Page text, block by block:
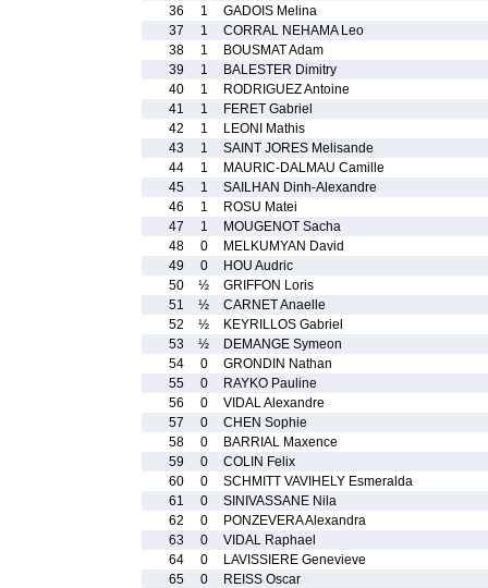
36
1
GADOIS Melina
37
1
CORRAL NEHAMA Leo
38
1
BOUSMAT Adam
39
1
BALESTER Dimitry
40
1
RODRIGUEZ Antoine
41
1
FERET Gabriel
42
1
LEONI Mathis
43
1
SAINT JORES Melisande
44
1
MAURIC-DALMAU Camille
45
1
SAILHAN Dinh-Alexandre
46
1
ROSU Matei
47
1
MOUGENOT Sacha
48
0
MELKUMYAN David
49
0
HOU Audric
50
½
GRIFFON Loris
51
½
CARNET Anaelle
52
½
KEYRILLOS Gabriel
53
½
DEMANGE Symeon
54
0
GRONDIN Nathan
55
0
RAYKO Pauline
56
0
VIDAL Alexandre
57
0
CHEN Sophie
58
0
BARRIAL Maxence
59
0
COLIN Felix
60
0
SCHMITT VAVIHELY Esmeralda
61
0
SINIVASSANE Nila
62
0
PONZEVERA Alexandra
63
0
VIDAL Raphael
64
0
LAVISSIERE Genevieve
65
0 REISS Oscar